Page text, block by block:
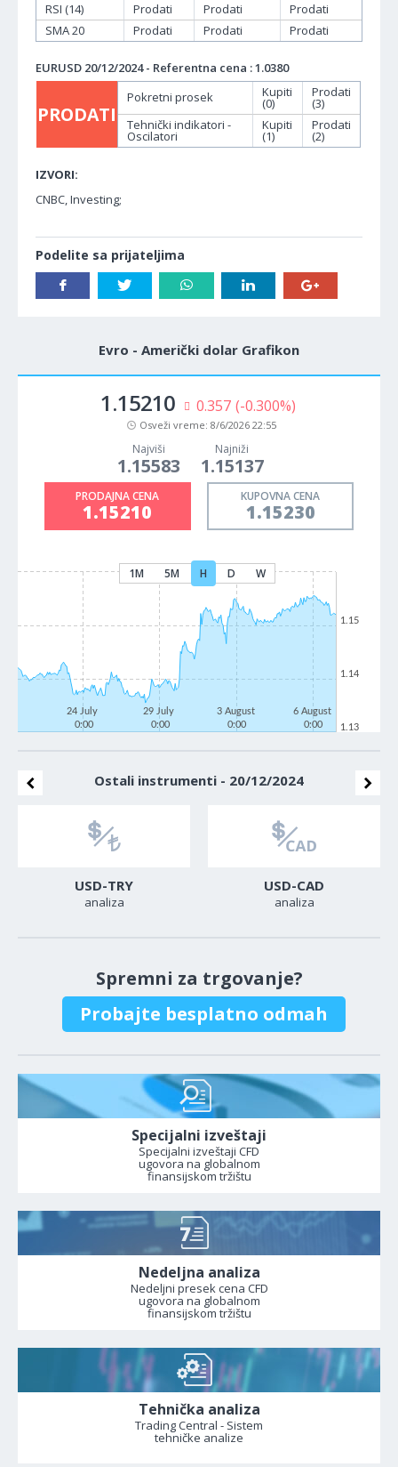
RSI (14)
Prodati Prodati
Prodati
SMA 20
Prodati Prodati Prodati
EURUSD 20/12/2024 - Referentna cena : 1.0380
PRODATI
Pokretni prosek Kupiti
(0)
Prodati
(3)
Tehnički indikatori -
Oscilatori
Kupiti
(1)
Prodati
(2)
IZVORI:
CNBC, Investing;
Podelite sa prijateljima
Evro - Američki dolar Grafikon
1.15210 0.357 (-0.300%)
Osveži vreme: 8/6/2026 22:55
Najviši
1.15583
Najniži
1.15137
PRODAJNA CENA
1.15210
KUPOVNA CENA
1.15230
1M 5M H D W
24 July
0:00
29 July
0:00
3 August
0:00
6 August
0:00
1.13
1.14
1.15
Ostali instrumenti - 20/12/2024
USD-TRY
analiza
USD-CAD
analiza
Spremni za trgovanje?
Probajte besplatno odmah
Specijalni izveštaji
Specijalni izveštaji CFD
ugovora na globalnom
finansijskom tržištu
Nedeljna analiza
Nedeljni presek cena CFD
ugovora na globalnom
finansijskom tržištu
Tehnička analiza
Trading Central - Sistem
tehničke analize